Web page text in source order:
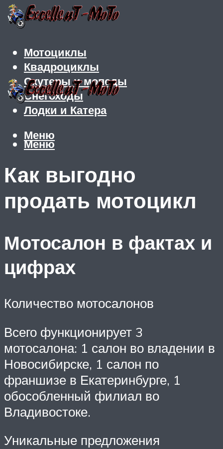
Мотоциклы
Квадроциклы
Скутеры и мопеды
Снегоходы
Лодки и Катера
Меню
Меню
Как выгодно
продать мотоцикл
Мотосалон в фактах и
цифрах
Количество мотосалонов
Всего функционирует 3
мотосалона: 1 салон во владении в
Новосибирске, 1 салон по
франшизе в Екатеринбурге, 1
обособленный филиал во
Владивостоке.
Уникальные предложения